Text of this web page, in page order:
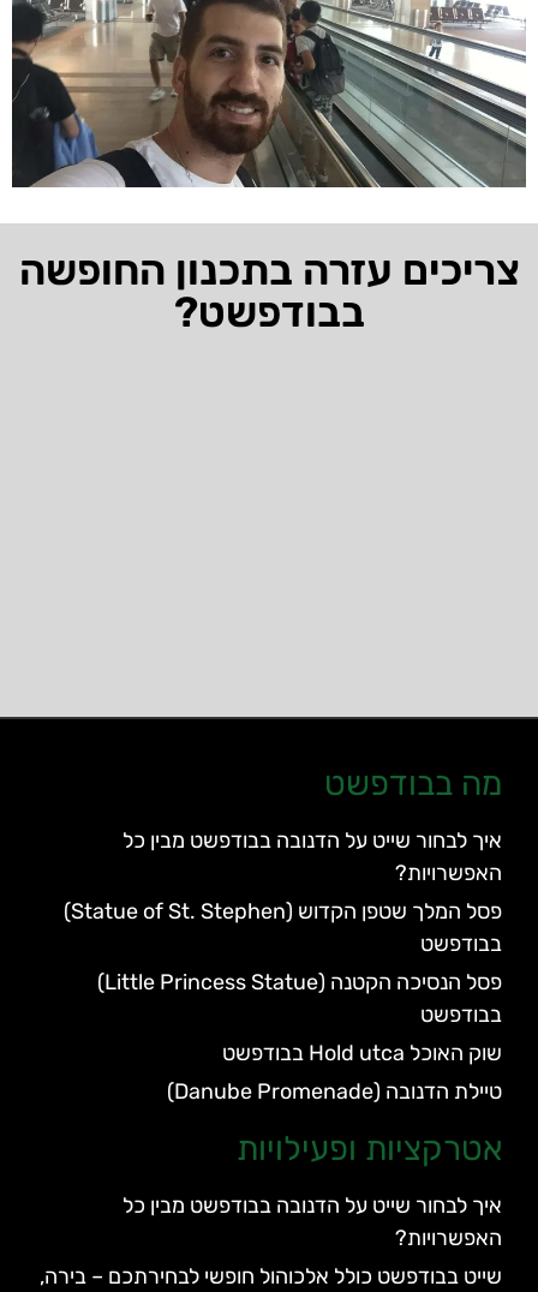
צריכים עזרה בתכנון החופשה
בבודפשט?
מה בבודפשט
איך לבחור שייט על הדנובה בבודפשט מבין כל
האפשרויות?
פסל המלך שטפן הקדוש (Statue of St. Stephen)
בבודפשט
פסל הנסיכה הקטנה (Little Princess Statue)
בבודפשט
שוק האוכל Hold utca בבודפשט
טיילת הדנובה (Danube Promenade)
אטרקציות ופעילויות
איך לבחור שייט על הדנובה בבודפשט מבין כל
האפשרויות?
שייט בבודפשט כולל אלכוהול חופשי לבחירתכם – בירה,